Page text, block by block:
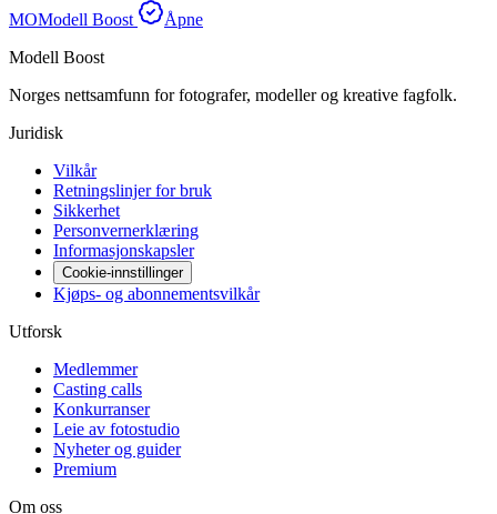
MOModell Boost
Åpne
Modell Boost
Norges nettsamfunn for fotografer, modeller og kreative fagfolk.
Juridisk
Vilkår
Retningslinjer for bruk
Sikkerhet
Personvernerklæring
Informasjonskapsler
Cookie-innstillinger
Kjøps- og abonnementsvilkår
Utforsk
Medlemmer
Casting calls
Konkurranser
Leie av fotostudio
Nyheter og guider
Premium
Om oss